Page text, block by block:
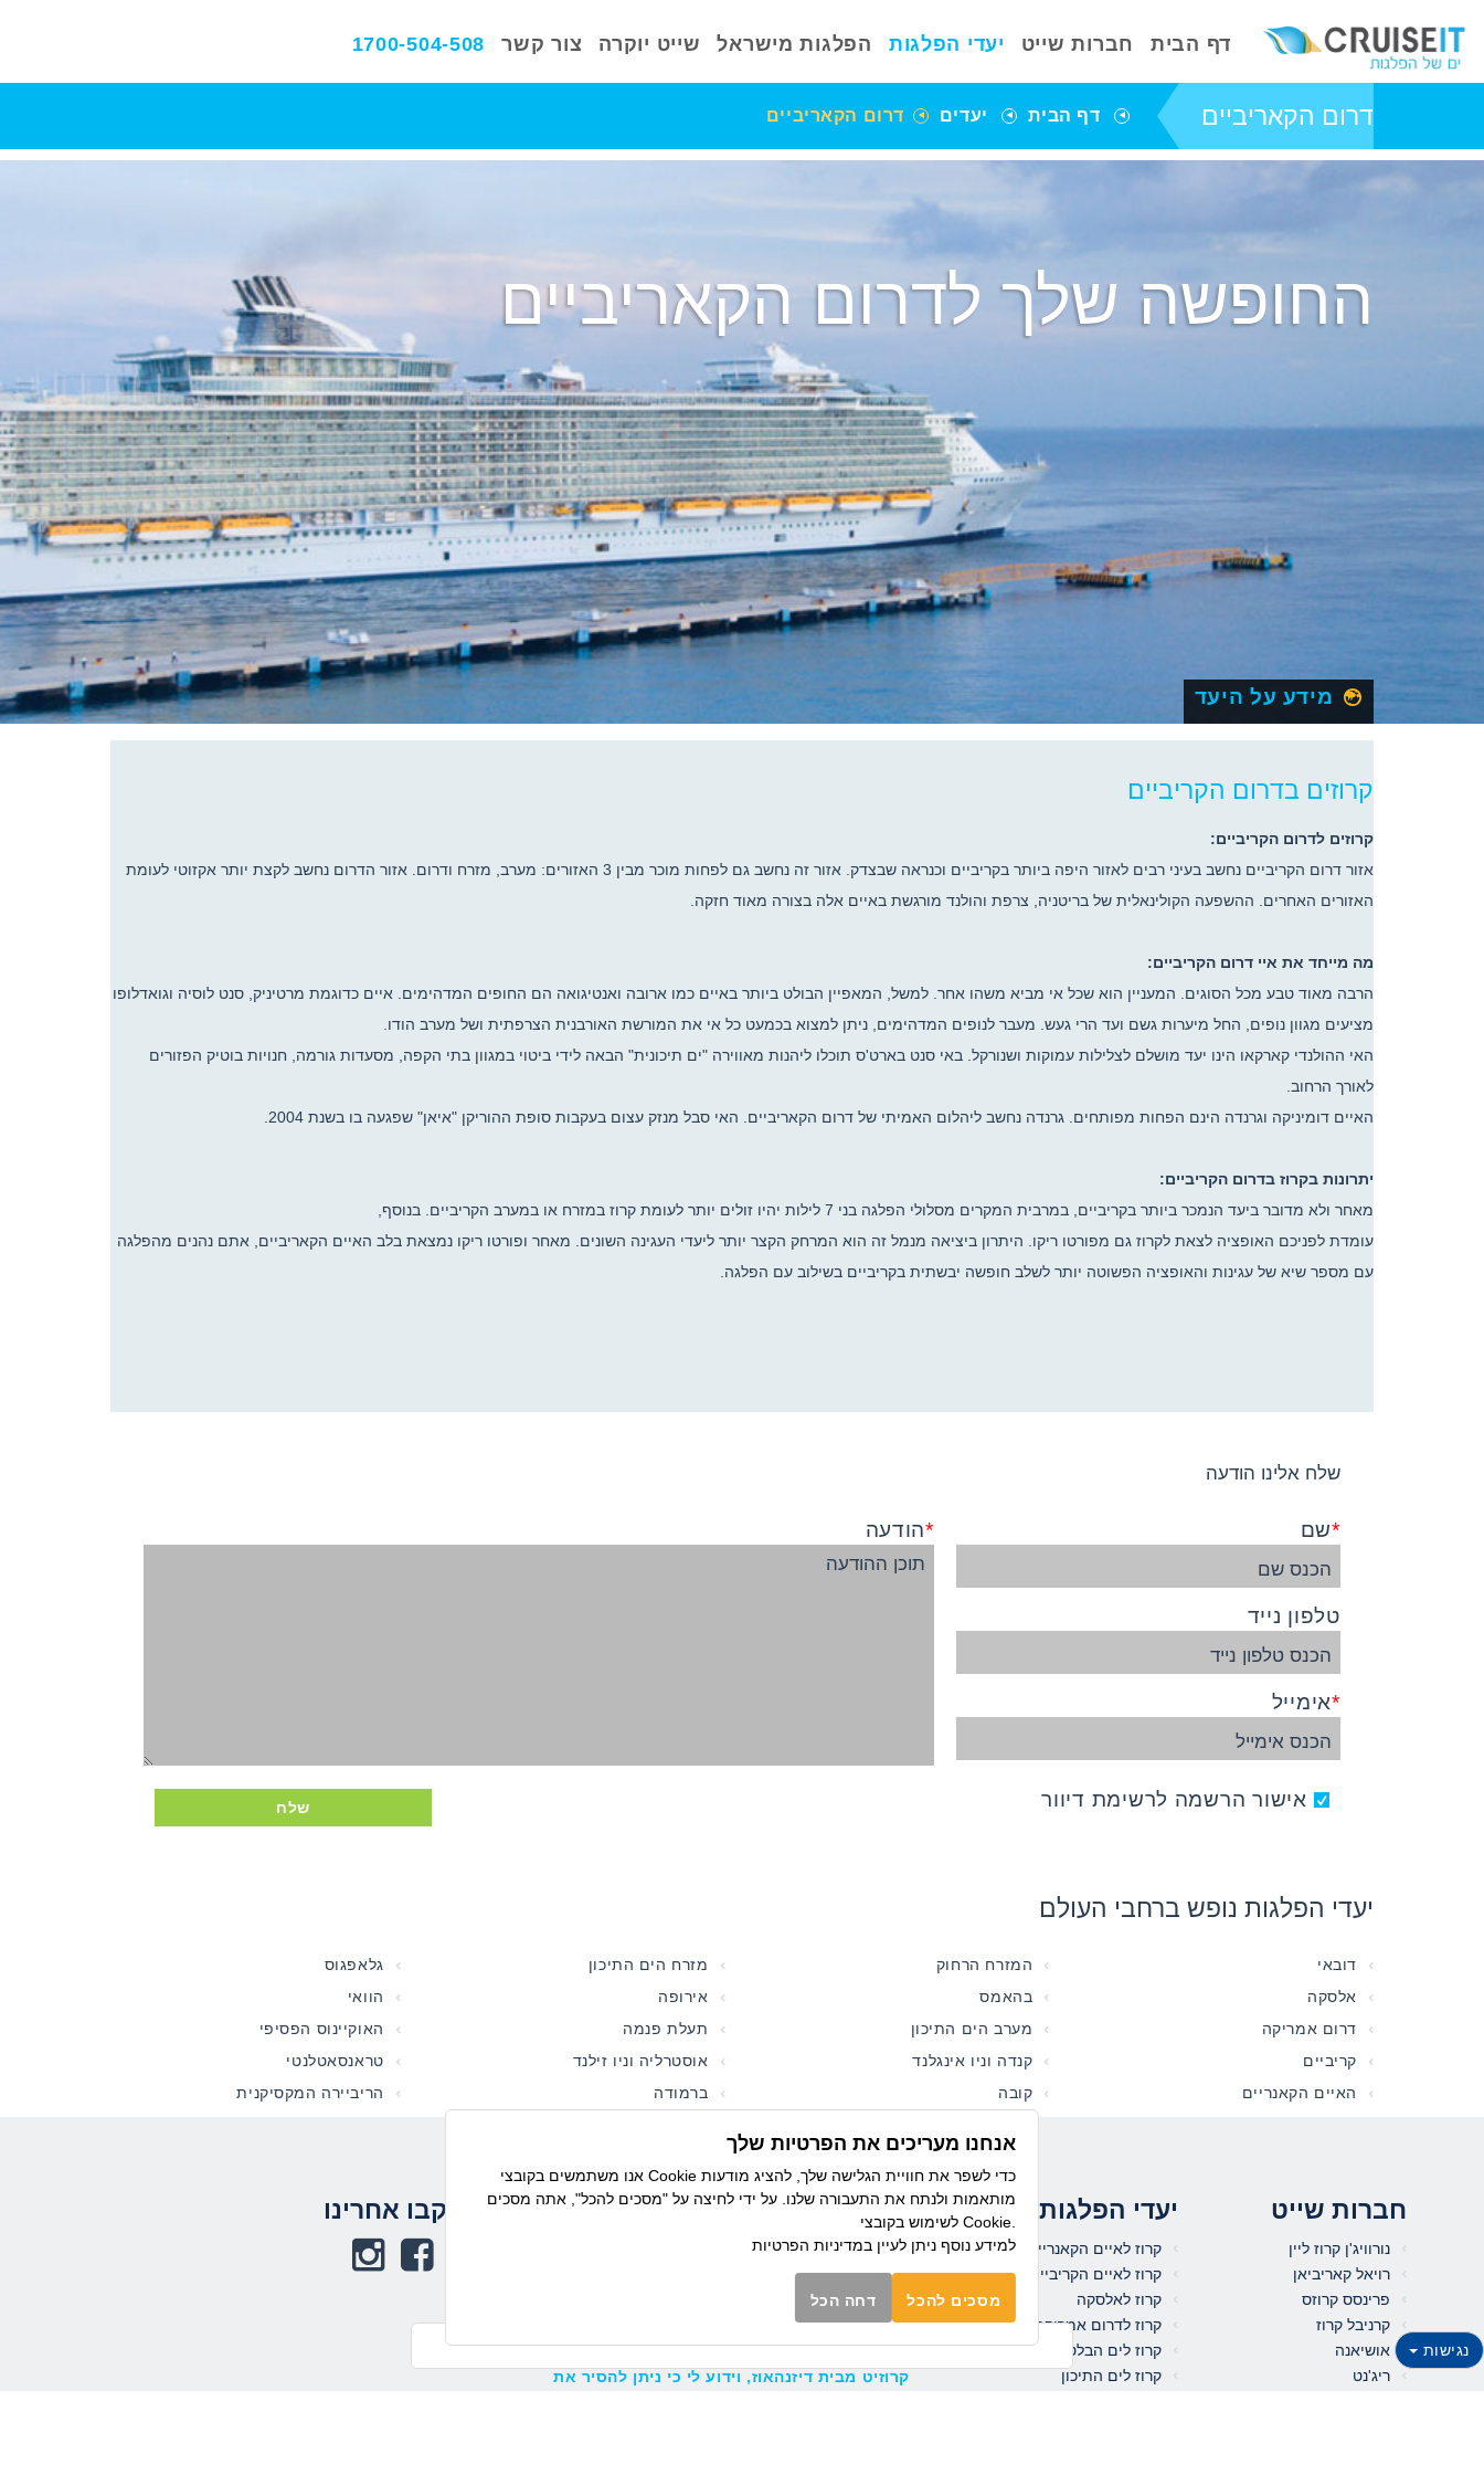
נגישות
דף הבית חברות שייט יעדי הפלגות הפלגות מישראל שייט יוקרה צור קשר 1700-504-508
דרום הקאריביים דף הבית יעדים דרום הקאריביים
החופשה שלך לדרום הקאריביים
מידע על היעד
קרוזים בדרום הקריביים
קרוזים לדרום הקריביים:
אזור דרום הקריביים נחשב בעיני רבים לאזור היפה ביותר בקריביים וכנראה שבצדק. אזור זה נחשב גם לפחות מוכר מבין 3 האזורים: מערב, מזרח ודרום. אזור הדרום נחשב לקצת יותר אקזוטי לעומת
האזורים האחרים. ההשפעה הקולינאלית של בריטניה, צרפת והולנד מורגשת באיים אלה בצורה מאוד חזקה.
מה מייחד את איי דרום הקריביים:
הרבה מאוד טבע מכל הסוגים. המעניין הוא שכל אי מביא משהו אחר. למשל, המאפיין הבולט ביותר באיים כמו ארובה ואנטיגואה הם החופים המדהימים. איים כדוגמת מרטיניק, סנט לוסיה וגואדלופו
מציעים מגוון נופים, החל מיערות גשם ועד הרי געש. מעבר לנופים המדהימים, ניתן למצוא בכמעט כל אי את המורשת האורבנית הצרפתית ושל מערב הודו.
האי ההולנדי קארקאו הינו יעד מושלם לצלילות עמוקות ושנורקל. באי סנט בארט'ס תוכלו ליהנות מאווירה "ים תיכונית" הבאה לידי ביטוי במגוון בתי הקפה, מסעדות גורמה, חנויות בוטיק הפזורים
לאורך הרחוב.
האיים דומיניקה וגרנדה הינם הפחות מפותחים. גרנדה נחשב ליהלום האמיתי של דרום הקאריביים. האי סבל מנזק עצום בעקבות סופת ההוריקן "איאן" שפגעה בו בשנת 2004.
יתרונות בקרוז בדרום הקריביים:
מאחר ולא מדובר ביעד הנמכר ביותר בקריביים, במרבית המקרים מסלולי הפלגה בני 7 לילות יהיו זולים יותר לעומת קרוז במזרח או במערב הקריביים. בנוסף,
עומדת לפניכם האופציה לצאת לקרוז גם מפורטו ריקו. היתרון ביציאה מנמל זה הוא המרחק הקצר יותר ליעדי העגינה השונים. מאחר ופורטו ריקו נמצאת בלב האיים הקאריביים, אתם נהנים מהפלגה
עם מספר שיא של עגינות והאופציה הפשוטה יותר לשלב חופשה יבשתית בקריביים בשילוב עם הפלגה.
שלח אלינו הודעה
שם
טלפון נייד
אימייל
הודעה
אישור הרשמה לרשימת דיוור שלח
יעדי הפלגות נופש ברחבי העולם
דובאי
אלסקה
דרום אמריקה
קריביים
האיים הקאנריים
המזרח הרחוק
בהאמס
מערב הים התיכון
קנדה וניו אינגלנד
קובה
מזרח הים התיכון
אירופה
תעלת פנמה
אוסטרליה וניו זילנד
ברמודה
גלאפגוס
הוואי
האוקיינוס הפסיפי
טראנסאטלנטי
הריביירה המקסיקנית
חברות שייט
נורוויג'ן קרוז ליין
רויאל קאריביאן
פרינסס קרוזס
קרניבל קרוז
אושיאנה
ריג'נט
יעדי הפלגות
קרוז לאיים הקאנריים
קרוז לאיים הקריביים
קרוז לאלסקה
קרוז לדרום אמריקה
קרוז לים הבלטי
קרוז לים התיכון
מועדון חברים
הצטרפו למועדון החברים של קרוזיט לקבלת
מבצעים חמים לפני כולם
קרוזיט מבית דיזנהאוז, וידוע לי כי ניתן להסיר את
עקבו אחרינו
אנחנו מעריכים את הפרטיות שלך
אנו משתמשים בקובצי Cookie כדי לשפר את חוויית הגלישה שלך, להציג מודעות
מותאמות ולנתח את התעבורה שלנו. על ידי לחיצה על "מסכים להכל", אתה מסכים
לשימוש בקובצי Cookie.
למידע נוסף ניתן לעיין במדיניות הפרטיות
דחה הכל מסכים להכל